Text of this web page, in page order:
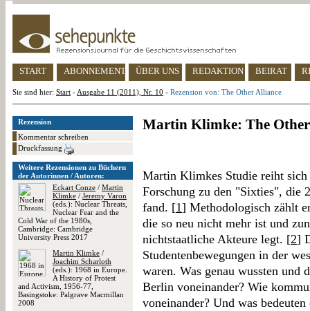
START ABONNEMENT ÜBER UNS REDAKTION BEIRAT
Sie sind hier: Start - Ausgabe 11 (2011), Nr. 10 - Rezension von: The Other Alliance
Rezension
Kommentar schreiben
Druckfassung
Weitere Rezensionen zu Büchern
der Autorinnen / Autoren:
Eckart Conze / Martin
Klimke / Jeremy Varon
(eds.): Nuclear Threats,
Nuclear Fear and the
Cold War of the 1980s,
Cambridge: Cambridge
University Press 2017
Martin Klimke /
Joachim Scharloth
(eds.): 1968 in Europe.
A History of Protest
and Activism, 1956-77,
Basingstoke: Palgrave Macmillan
2008
Martin Klimke: The
Martin Klimkes Studie reiht
Forschung zu den "Sixties", die
fand. [1] Methodologisch zählt
die so neu nicht mehr ist und
nichtstaatliche Akteure legt. [2]
Studentenbewegungen in der
waren. Was genau wussten und
Berlin voneinander? Wie
voneinander? Und was